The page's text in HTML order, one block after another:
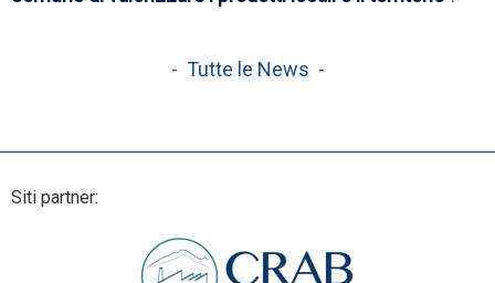
- Tutte le News -
Siti partner: